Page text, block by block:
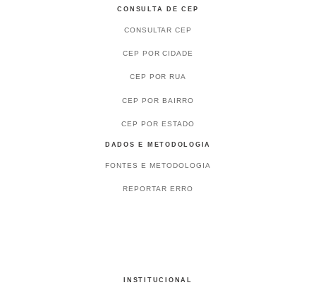
CONSULTA DE CEP
CONSULTAR CEP
CEP POR CIDADE
CEP POR RUA
CEP POR BAIRRO
CEP POR ESTADO
DADOS E METODOLOGIA
FONTES E METODOLOGIA
REPORTAR ERRO
INSTITUCIONAL